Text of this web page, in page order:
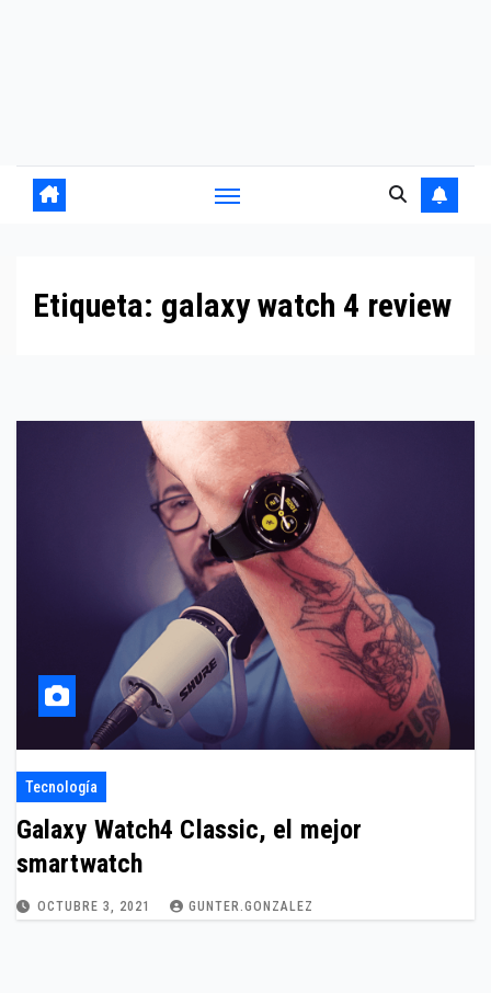
Etiqueta: galaxy watch 4 review
Tecnología
Galaxy Watch4 Classic, el mejor
smartwatch
OCTUBRE 3, 2021 GUNTER.GONZALEZ